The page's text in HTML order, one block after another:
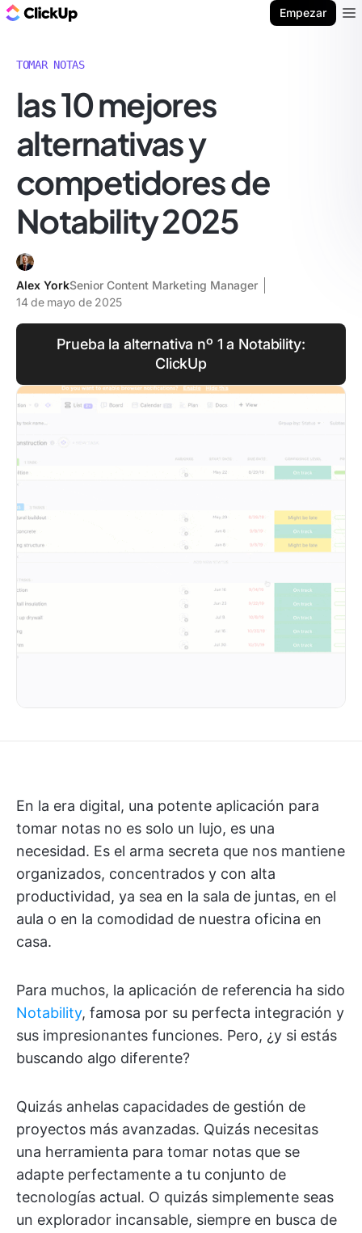
Empezar
TOMAR NOTAS
las 10 mejores
alternativas y
competidores de
Notability 2025
Alex YorkSenior Content Marketing Manager
14 de mayo de 2025
Prueba la alternativa nº 1 a Notability:
ClickUp
En la era digital, una potente aplicación para
tomar notas no es solo un lujo, es una
necesidad. Es el arma secreta que nos mantiene
organizados, concentrados y con alta
productividad, ya sea en la sala de juntas, en el
aula o en la comodidad de nuestra oficina en
casa.
Para muchos, la aplicación de referencia ha sido
Notability, famosa por su perfecta integración y
sus impresionantes funciones. Pero, ¿y si estás
buscando algo diferente?
Quizás anhelas capacidades de gestión de
proyectos más avanzadas. Quizás necesitas
una herramienta para tomar notas que se
adapte perfectamente a tu conjunto de
tecnologías actual. O quizás simplemente seas
un explorador incansable, siempre en busca de